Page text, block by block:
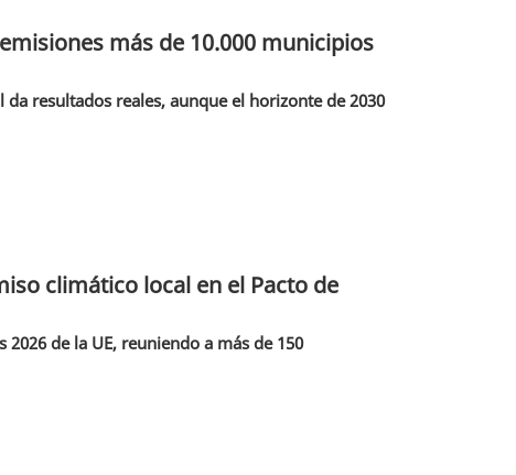
más de 10.000 municipios
resultados reales, aunque el horizonte de 2030
climático local en el Pacto de
de la UE, reuniendo a más de 150